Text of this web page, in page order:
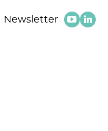
Newsletter